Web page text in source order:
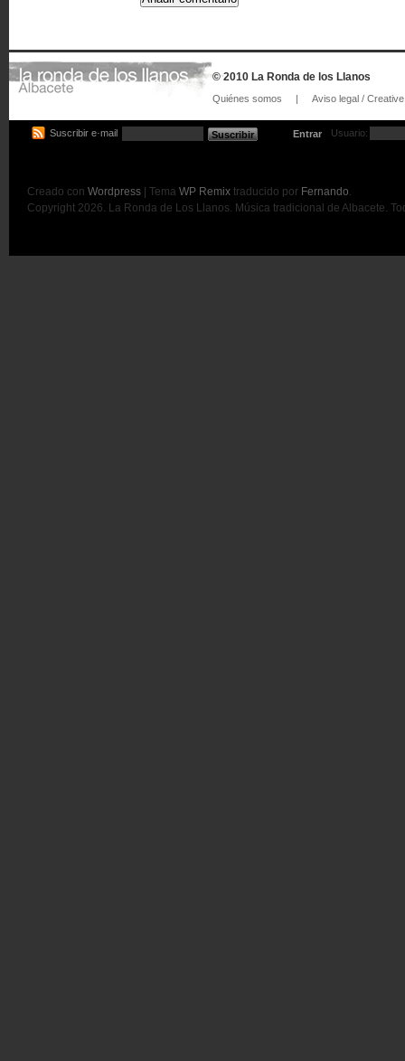
© 2010 La Ronda de los Llanos
Quiénes somos | Aviso legal /
Suscribir e·mail Entrar Usuario:
Creado con Wordpress | Tema WP Remix traducido por Fernando.
Copyright 2026. La Ronda de Los Llanos. Música tradicional de Albacete.